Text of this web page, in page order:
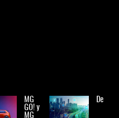
MG
GO! y
MG
De